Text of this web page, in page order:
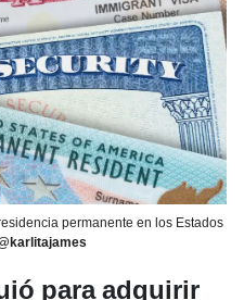
permanente en los Estados
para adquirir